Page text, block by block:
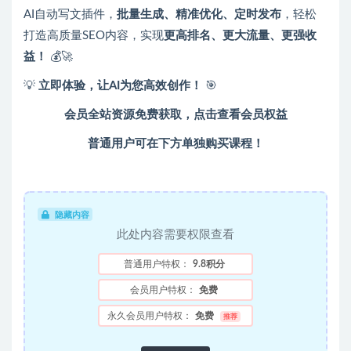
AI自动写文插件， 批量生成、精准优化、定时发布 ，轻松
打造高质量SEO内容，实现更高排名、更大流量、更强收
益！
💰🚀
💡 立即体验，让AI为您高效创作！ 🎯
会员全站资源免费获取，点击查看会员权益
普通用户可在下方单独购买课程！
隐藏内容
此处内容需要权限查看
普通用户特权： 9.8积分
会员用户特权： 免费
永久会员用户特权： 免费 推荐